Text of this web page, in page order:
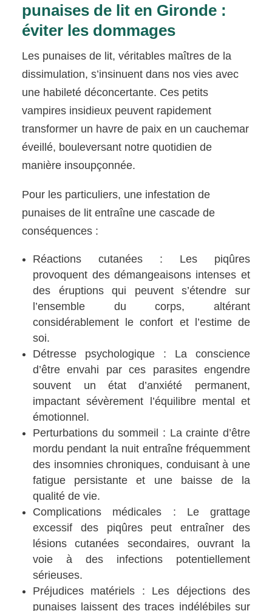
punaises de lit en Gironde :
éviter les dommages
Les punaises de lit, véritables maîtres de la
dissimulation, s’insinuent dans nos vies avec
une habileté déconcertante. Ces petits
vampires insidieux peuvent rapidement
transformer un havre de paix en un cauchemar
éveillé, bouleversant notre quotidien de
manière insoupçonnée.
Pour les particuliers, une infestation de
punaises de lit entraîne une cascade de
conséquences :
Réactions cutanées : Les piqûres
provoquent des démangeaisons intenses et
des éruptions qui peuvent s’étendre sur
l’ensemble du corps, altérant
considérablement le confort et l’estime de
soi.
Détresse psychologique : La conscience
d’être envahi par ces parasites engendre
souvent un état d’anxiété permanent,
impactant sévèrement l’équilibre mental et
émotionnel.
Perturbations du sommeil : La crainte d’être
mordu pendant la nuit entraîne fréquemment
des insomnies chroniques, conduisant à une
fatigue persistante et une baisse de la
qualité de vie.
Complications médicales : Le grattage
excessif des piqûres peut entraîner des
lésions cutanées secondaires, ouvrant la
voie à des infections potentiellement
sérieuses.
Préjudices matériels : Les déjections des
punaises laissent des traces indélébiles sur